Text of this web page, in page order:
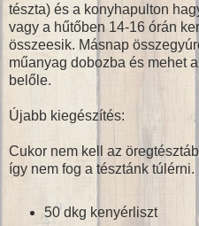
tészta) és a konyhapulton
vagy a hűtőben 14-16 órán
összeesik. Másnap
műanyag dobozba és mehet
belőle.
Újabb kiegészítés:
Cukor nem kell az
így nem fog a tésztánk túlérni.
50 dkg kenyérliszt